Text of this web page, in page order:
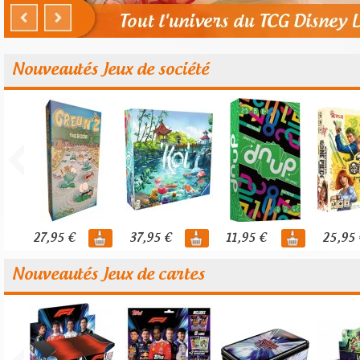
Nouveautés Jeux de société
27,95 € 37,95 € 11,95 € 25,95
Nouveautés Jeux de cartes